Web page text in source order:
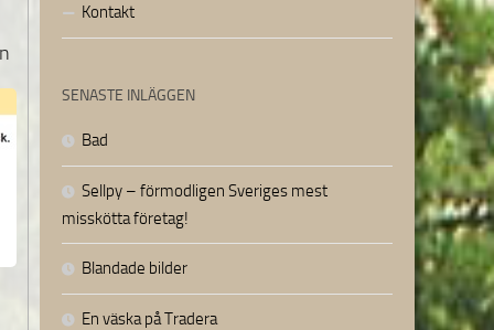
Kontakt
SENASTE INLÄGGEN
Bad
Sellpy – förmodligen Sveriges mest
misskötta företag!
Blandade bilder
En väska på Tradera